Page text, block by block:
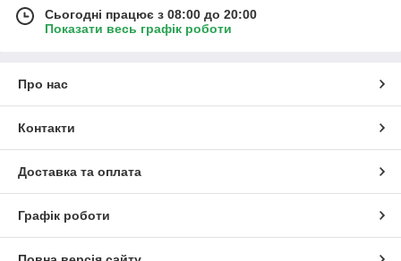
Сьогодні працює з 08:00 до 20:00
Показати весь графік роботи
Про нас
Контакти
Доставка та оплата
Графік роботи